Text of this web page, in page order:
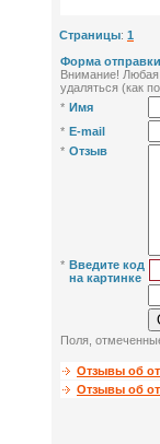
Страницы: 1
Форма
Внимание!
удаляться (как
* Имя
* E-mail
* Отзыв
* Введите код
на картинке
Поля,
Отзывы об
Отзывы об